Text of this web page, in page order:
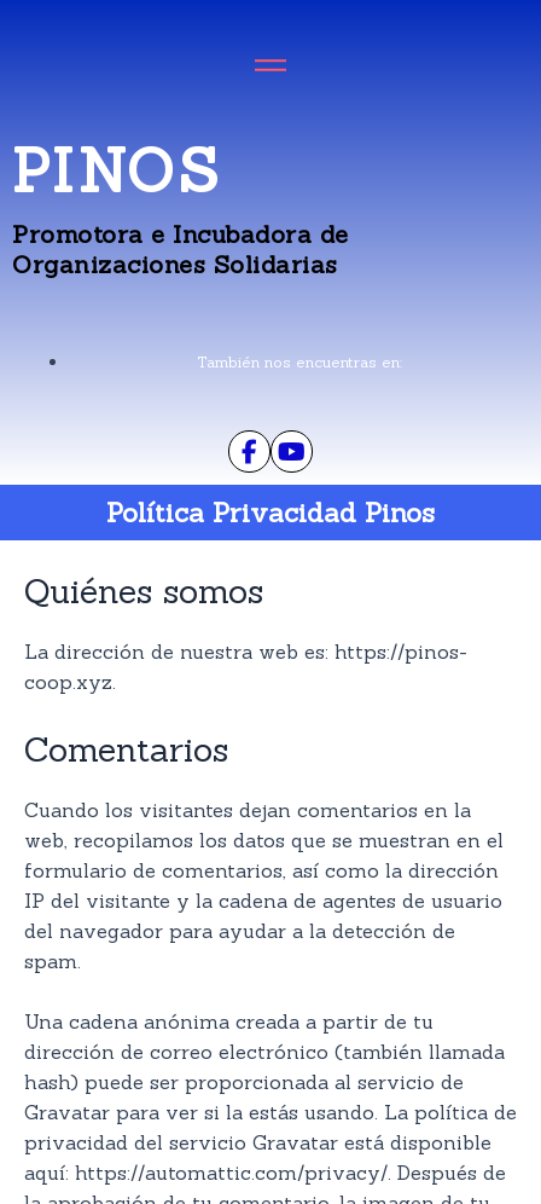
PINOS
Promotora e Incubadora de
Organizaciones Solidarias
También nos encuentras en:
Política Privacidad Pinos
Quiénes somos
La dirección de nuestra web es: https://pinos-
coop.xyz.
Comentarios
Cuando los visitantes dejan comentarios en la
web, recopilamos los datos que se muestran en el
formulario de comentarios, así como la dirección
IP del visitante y la cadena de agentes de usuario
del navegador para ayudar a la detección de
spam.
Una cadena anónima creada a partir de tu
dirección de correo electrónico (también llamada
hash) puede ser proporcionada al servicio de
Gravatar para ver si la estás usando. La política de
privacidad del servicio Gravatar está disponible
aquí: https://automattic.com/privacy/. Después de